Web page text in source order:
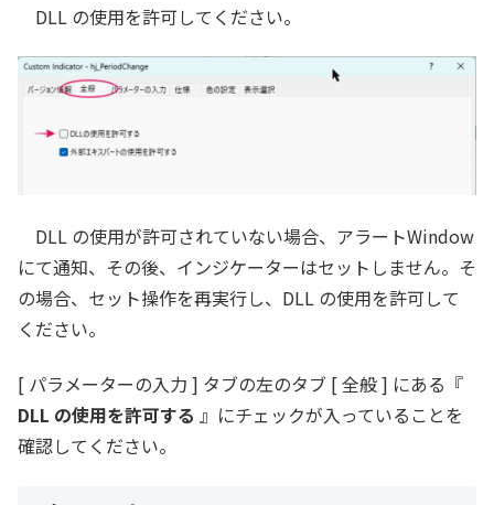
DLL の使用を許可してください。
DLL の使用が許可されていない場合、アラートWindow
にて通知、その後、インジケーターはセットしません。そ
の場合、セット操作を再実行し、DLL の使用を許可して
ください。
[ パラメーターの入力 ] タブの左のタブ [ 全般 ] にある『
DLL の使用を許可する 』にチェックが入っていることを
確認してください。